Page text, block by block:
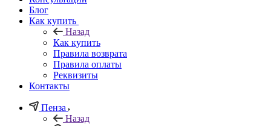
Блог
Как купить
Назад
Как купить
Правила возврата
Правила оплаты
Реквизиты
Контакты
Пенза
Назад